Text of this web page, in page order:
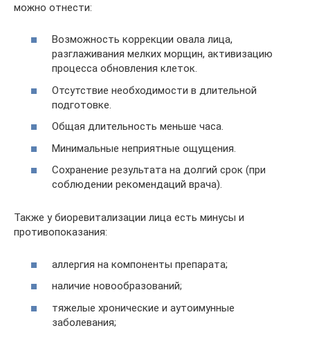
можно отнести:
Возможность коррекции овала лица,
разглаживания мелких морщин, активизацию
процесса обновления клеток.
Отсутствие необходимости в длительной
подготовке.
Общая длительность меньше часа.
Минимальные неприятные ощущения.
Сохранение результата на долгий срок (при
соблюдении рекомендаций врача).
Также у биоревитализации лица есть минусы и
противопоказания:
аллергия на компоненты препарата;
наличие новообразований;
тяжелые хронические и аутоимунные
заболевания;